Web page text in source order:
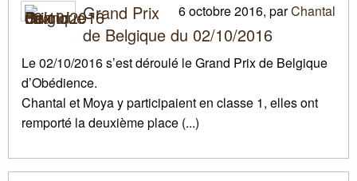
6 octobre 2016, parChantal
Grand Prix
de Belgique du 02/10/2016
Le 02/10/2016 s’est déroulé le Grand Prix de Belgique
d’Obédience.
Chantal et Moya y participaient en classe 1, elles ont
remporté la deuxième place (...)